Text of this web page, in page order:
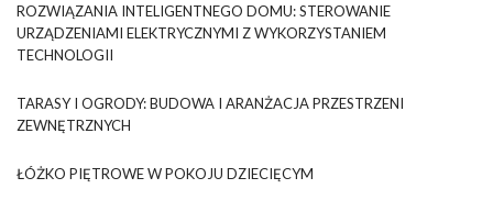
ROZWIĄZANIA INTELIGENTNEGO DOMU: STEROWANIE
URZĄDZENIAMI ELEKTRYCZNYMI Z WYKORZYSTANIEM
TECHNOLOGII
TARASY I OGRODY: BUDOWA I ARANŻACJA PRZESTRZENI
ZEWNĘTRZNYCH
ŁÓŻKO PIĘTROWE W POKOJU DZIECIĘCYM